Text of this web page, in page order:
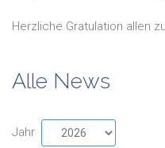
Herzliche Gratulation allen
Alle News
Jahr